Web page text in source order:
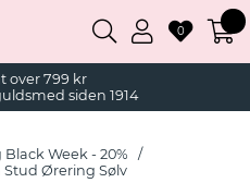
over 799 kr
siden 1914
0
Week - 20%
Stud Ørering Sølv